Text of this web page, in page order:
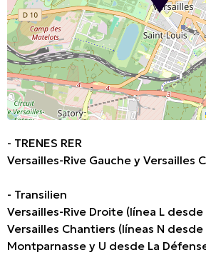
- TRENES RER
Versailles-Rive Gauche y Versailles
- Transilien
Versailles-Rive Droite (línea L desde
Versailles Chantiers (líneas N desde
Montparnasse y U desde La